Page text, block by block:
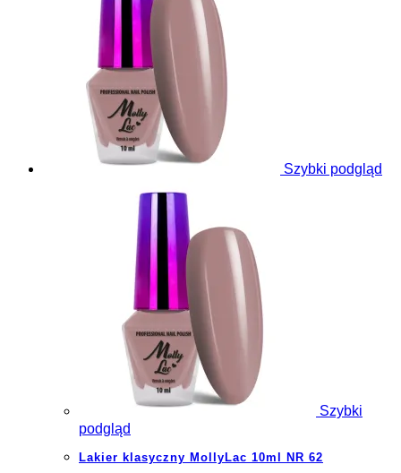
Szybki podgląd
Szybki
podgląd
Lakier klasyczny MollyLac 10ml NR 62